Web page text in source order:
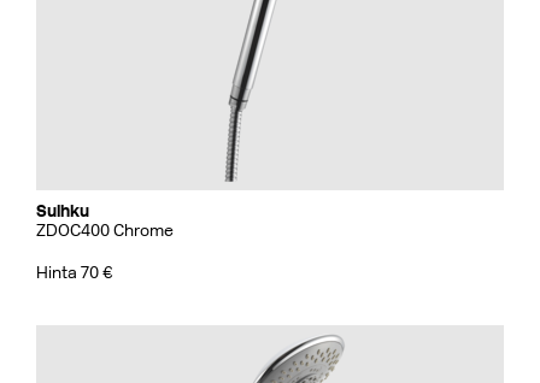
Suihku
ZDOC400 Chrome
Hinta 70 €